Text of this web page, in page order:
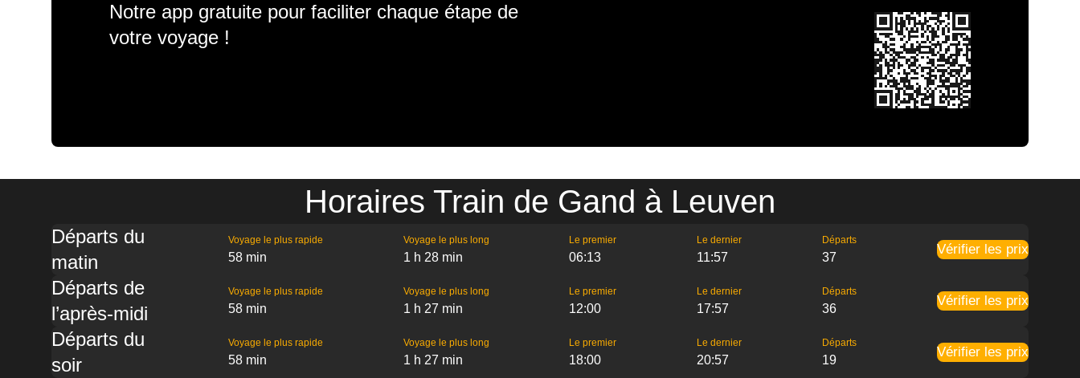
Notre app gratuite pour faciliter chaque étape de
votre voyage !
Horaires Train de Gand à Leuven
Départs du
matin
Voyage le plus rapide
58 min
Voyage le plus long
1 h 28 min
Le premier
06:13
Le dernier
11:57
Départs
37
Vérifier les prix
Départs de
l’après-midi
Voyage le plus rapide
58 min
Voyage le plus long
1 h 27 min
Le premier
12:00
Le dernier
17:57
Départs
36
Vérifier les prix
Départs du
soir
Voyage le plus rapide
58 min
Voyage le plus long
1 h 27 min
Le premier
18:00
Le dernier
20:57
Départs
19
Vérifier les prix